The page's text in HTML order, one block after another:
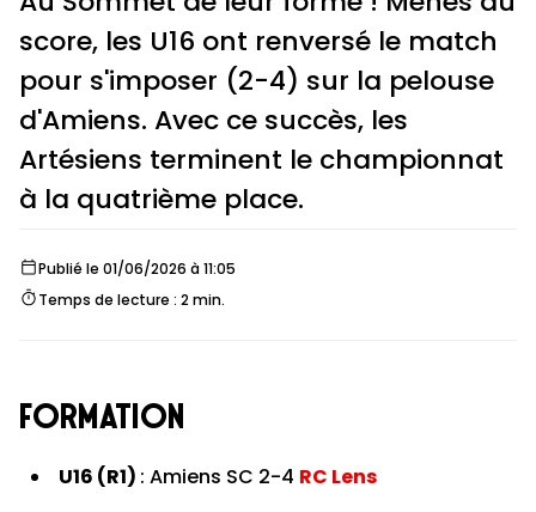
score, les U16 ont renversé le match
pour s'imposer (2-4) sur la pelouse
d'Amiens. Avec ce succès, les
Artésiens terminent le championnat
à la quatrième place.
Publié le 01/06/2026 à 11:05
Temps de lecture : 2 min.
FORMATION
U16 (R1) : Amiens SC 2-4 RC Lens